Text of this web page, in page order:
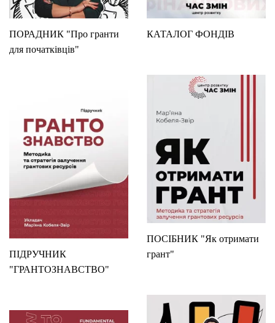
ПОРАДНИК "Про гранти
для початківців"
КАТАЛОГ ФОНДІВ
ПОСІБНИК "Як отримати
грант"
ПІДРУЧНИК
"ГРАНТОЗНАВСТВО"